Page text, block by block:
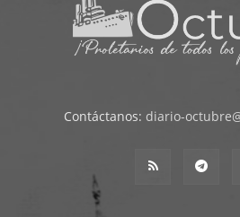
Contáctanos: diario-